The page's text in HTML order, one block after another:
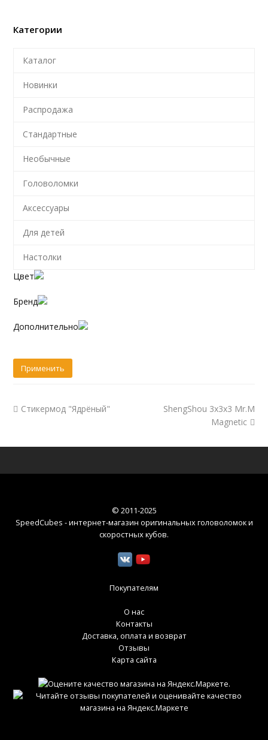
Категории
Каталог
Новинки
Распродажа
Стандартные
Необычные
Головоломки
Аксессуары
Для детей
Настолки
Цвет
Бренд
Дополнительно
Стикермод "Ядрёный"
ShengShou 3x3x3 Mr.M
Magnetic
© 2011-2025
SpeedCubes - интернет-магазин оригинальных головоломок и
скоростных кубов.
Покупателям
О нас
Контакты
Доставка, оплата и возврат
Отзывы
Карта сайта